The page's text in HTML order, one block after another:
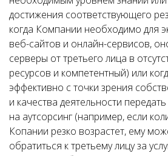
достижения соответствующего
когда Компании необходимо для
веб-сайтов и онлайн-сервисов,
серверы от третьего лица в
ресурсов и компетентный) или
эффективно с точки зрения
и качества деятельности
на аутсорсинг (например, если
Копании резко возрастет, ему
обратиться к третьему лицу за